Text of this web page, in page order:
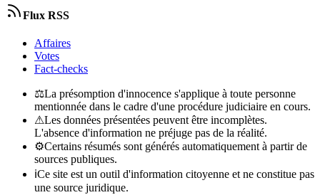
Flux RSS
Affaires
Votes
Fact-checks
⚖La présomption d'innocence s'applique à toute personne
mentionnée dans le cadre d'une procédure judiciaire en cours.
⚠Les données présentées peuvent être incomplètes.
L'absence d'information ne préjuge pas de la réalité.
⚙Certains résumés sont générés automatiquement à partir de
sources publiques.
ℹCe site est un outil d'information citoyenne et ne constitue pas
une source juridique.